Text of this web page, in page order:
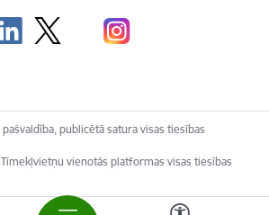
publicētā satura visas tiesības
vienotās platformas visas tiesības